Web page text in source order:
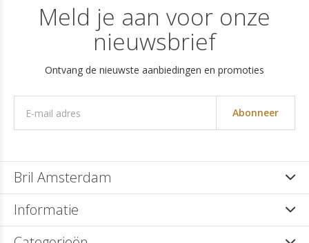
Meld je aan voor onze
nieuwsbrief
Ontvang de nieuwste aanbiedingen en promoties
Abonneer
Bril Amsterdam
Informatie